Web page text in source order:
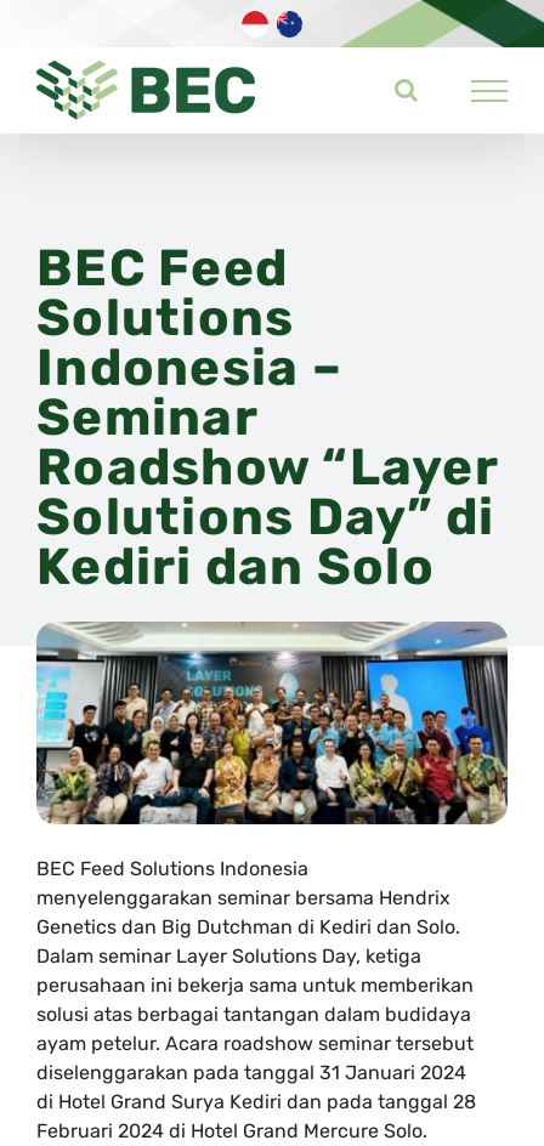
content
BEC Feed
Solutions
Indonesia –
Seminar
Roadshow “Layer
Solutions Day” di
Kediri dan Solo
BEC Feed Solutions Indonesia
menyelenggarakan seminar bersama Hendrix
Genetics dan Big Dutchman di Kediri dan Solo.
Dalam seminar Layer Solutions Day, ketiga
perusahaan ini bekerja sama untuk memberikan
solusi atas berbagai tantangan dalam budidaya
ayam petelur. Acara roadshow seminar tersebut
diselenggarakan pada tanggal 31 Januari 2024
di Hotel Grand Surya Kediri dan pada tanggal 28
Februari 2024 di Hotel Grand Mercure Solo.